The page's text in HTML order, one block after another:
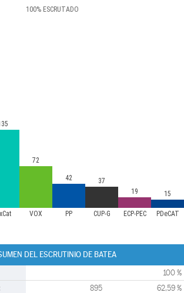
100% ESCRUTADO
VOX PP CUP-G ECP-PEC PDeCAT
72
42
37
19
15
DEL ESCRUTINIO DE BATEA
100 %
895 62,59 %